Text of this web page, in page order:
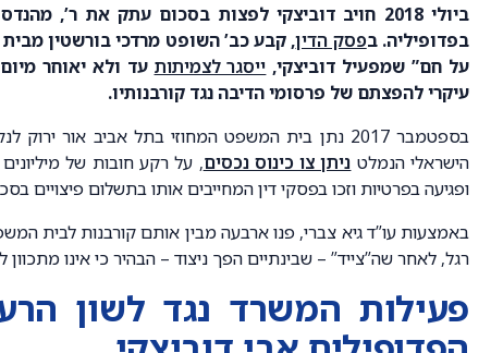
ביולי 2018 חויב דוביצקי לפצות בסכום עתק את
בפדופיליה. בפסק הדין, קבע כב’ השופט מרדכי בורשטין
על חם” שמפעיל דוביצקי, ייסגר לצמיתות
עיקרי להפצתם של פרסומי הדיבה נגד קורבנותיו.
בספטמבר 2017 נתן בית המשפט המחוזי בתל אביב אור
הישראלי הנמלט ניתן צו כינוס נכסים, על רקע חובות של
ופגיעה בפרטיות וזכו בפסקי דין המחייבים אותו בתשלום פיצויים
באמצעות עו”ד גיא צברי, פנו ארבעה מבין אותם קורבנות לבית
רגל, לאחר שה”צייד” – שבינתיים הפך ניצוד – הבהיר כי אינו מתכוון
פעילות המשרד נגד לשון